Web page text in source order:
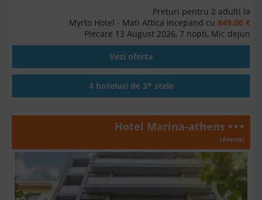
Preturi pentru 2 adulti la
Myrto Hotel - Mati Attica incepand cu 849.00 €
Plecare 13 August 2026, 7 nopti, Mic dejun
Vezi oferta
4 hoteluri de 3* stele
Hotel Marina-athens
(Atena)